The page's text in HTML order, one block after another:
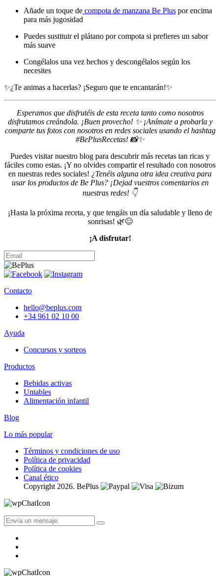
Añade un toque de compota de manzana Be Plus por encima
para más jugosidad
Puedes sustituir el plátano por compota si prefieres un sabor
más suave
Congélalos una vez hechos y descongélalos según los
necesites
✨¿Te animas a hacerlas? ¡Seguro que te encantarán!✨
Esperamos que disfrutéis de esta receta tanto como nosotros
disfrutamos creándola. ¡Buen provecho! ✨ ¡Anímate a probarla y
comparte tus fotos con nosotros en redes sociales usando el hashtag
#BePlusRecetas! 📸✨
Puedes visitar nuestro blog para descubrir más recetas tan ricas y
fáciles como estas. ¡Y no olvides compartir el resultado con nosotros
en nuestras redes sociales! ¿Tenéis alguna otra idea creativa para
usar los productos de Be Plus? ¡Dejad vuestros comentarios en
nuestras redes! 👇
¡Hasta la próxima receta, y que tengáis un día saludable y lleno de
sonrisas! 🌿😊
¡A disfrutar!
Contacto
hello@beplus.com
+34 961 02 10 00
Ayuda
Concursos y sorteos
Productos
Bebidas activas
Untables
Alimentación infantil
Blog
Lo más popular
Términos y condiciones de uso
Política de privacidad
Política de cookies
Canal ético
Copyright 2026. BePlus